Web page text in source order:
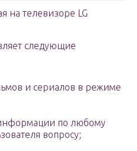
на телевизоре LG
следующие
и сериалов в режиме
по любому
вопросу;